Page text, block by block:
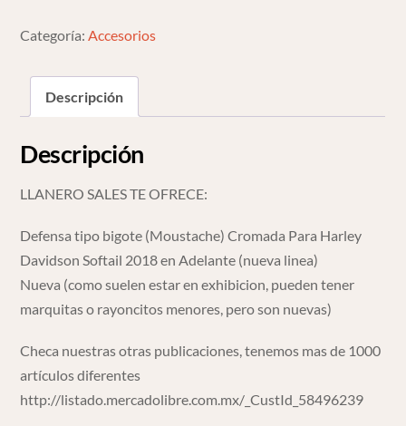
Davidson
18
Categoría: Accesorios
Descripción
Descripción
LLANERO SALES TE OFRECE:
Defensa tipo bigote (Moustache) Cromada Para Harley
Davidson Softail 2018 en Adelante (nueva linea)
Nueva (como suelen estar en exhibicion, pueden tener
marquitas o rayoncitos menores, pero son nuevas)
Checa nuestras otras publicaciones, tenemos mas de 1000
artículos diferentes
http://listado.mercadolibre.com.mx/_CustId_58496239